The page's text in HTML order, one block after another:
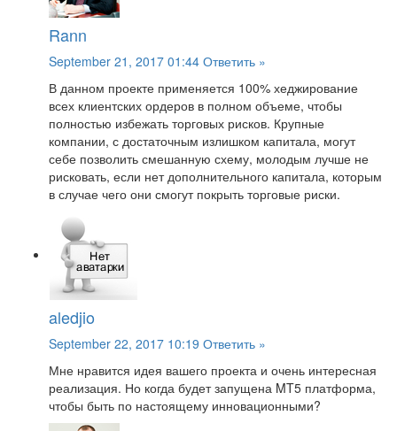
Rann
September 21, 2017 01:44 Ответить »
В данном проекте применяется 100% хеджирование
всех клиентских ордеров в полном объеме, чтобы
полностью избежать торговых рисков. Крупные
компании, с достаточным излишком капитала, могут
себе позволить смешанную схему, молодым лучше не
рисковать, если нет дополнительного капитала, которым
в случае чего они смогут покрыть торговые риски.
aledjio
September 22, 2017 10:19 Ответить »
Мне нравится идея вашего проекта и очень интересная
реализация. Но когда будет запущена MT5 платформа,
чтобы быть по настоящему инновационными?